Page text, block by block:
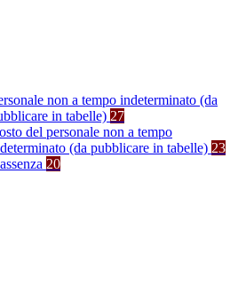
non a tempo indeterminato (da
in tabelle) 27
del personale non a tempo
(da pubblicare in tabelle) 23
20